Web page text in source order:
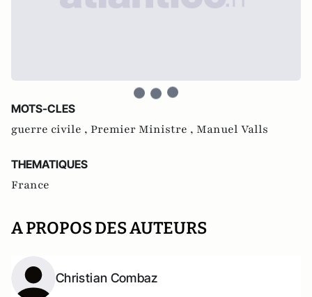
MOTS-CLES
guerre civile , Premier Ministre , Manuel Valls
THEMATIQUES
France
A PROPOS DES AUTEURS
Christian Combaz